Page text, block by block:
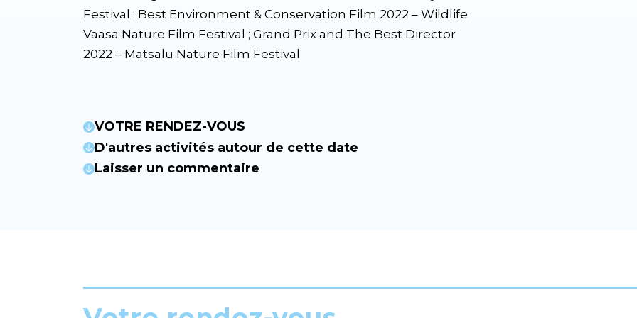
Festival ; Best Environment & Conservation Film 2022 – Wildlife
Vaasa Nature Film Festival ; Grand Prix and The Best Director
2022 – Matsalu Nature Film Festival
VOTRE RENDEZ-VOUS
D'autres activités autour de cette date
Laisser un commentaire